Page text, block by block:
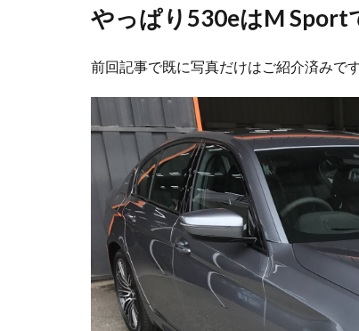
やっぱり530eはM Sport
前回記事で既に写真だけはご紹介済みで